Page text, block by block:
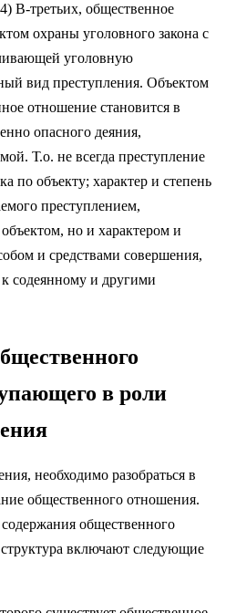
В-третьих, общественное
охраны уголовного закона с
уголовную
вид преступления. Объектом
отношение становится в
опасного деяния,
Т.о. не всегда преступление
по объекту; характер и степень
преступлением,
но и характером и
и средствами совершения,
содеянному и другими
в роли
необходимо разобраться в
общественного отношения.
общественного
включают следующие